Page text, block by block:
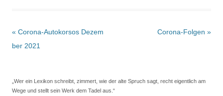
Beitrags-
Navigation
« Corona-Autokorsos Dezem
ber 2021
Corona-Folgen »
„Wer ein Lexikon schreibt, zimmert, wie der alte Spruch sagt, recht eigentlich am
Wege und stellt sein Werk dem Tadel aus.“